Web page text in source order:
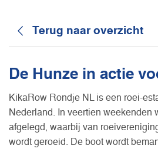
Terug naar overzicht
De Hunze in actie
KikaRow Rondje NL is een roei-
Nederland. In veertien weekenden
afgelegd, waarbij van
wordt geroeid. De boot wordt